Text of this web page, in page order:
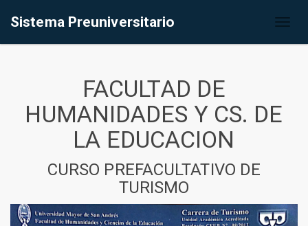
Sistema Preuniversitario
FACULTAD DE
HUMANIDADES Y CS. DE
LA EDUCACION
CURSO PREFACULTATIVO DE
TURISMO